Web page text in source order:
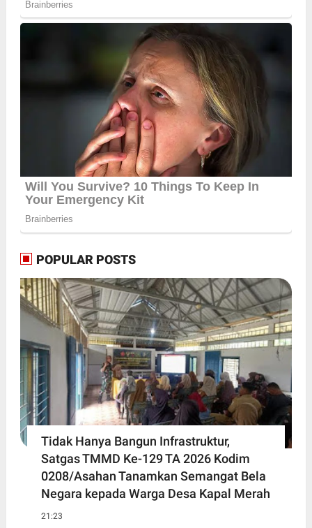
POPULAR POSTS
Tidak Hanya Bangun Infrastruktur,
Satgas TMMD Ke-129 TA 2026 Kodim
0208/Asahan Tanamkan Semangat Bela
Negara kepada Warga Desa Kapal Merah
21:23